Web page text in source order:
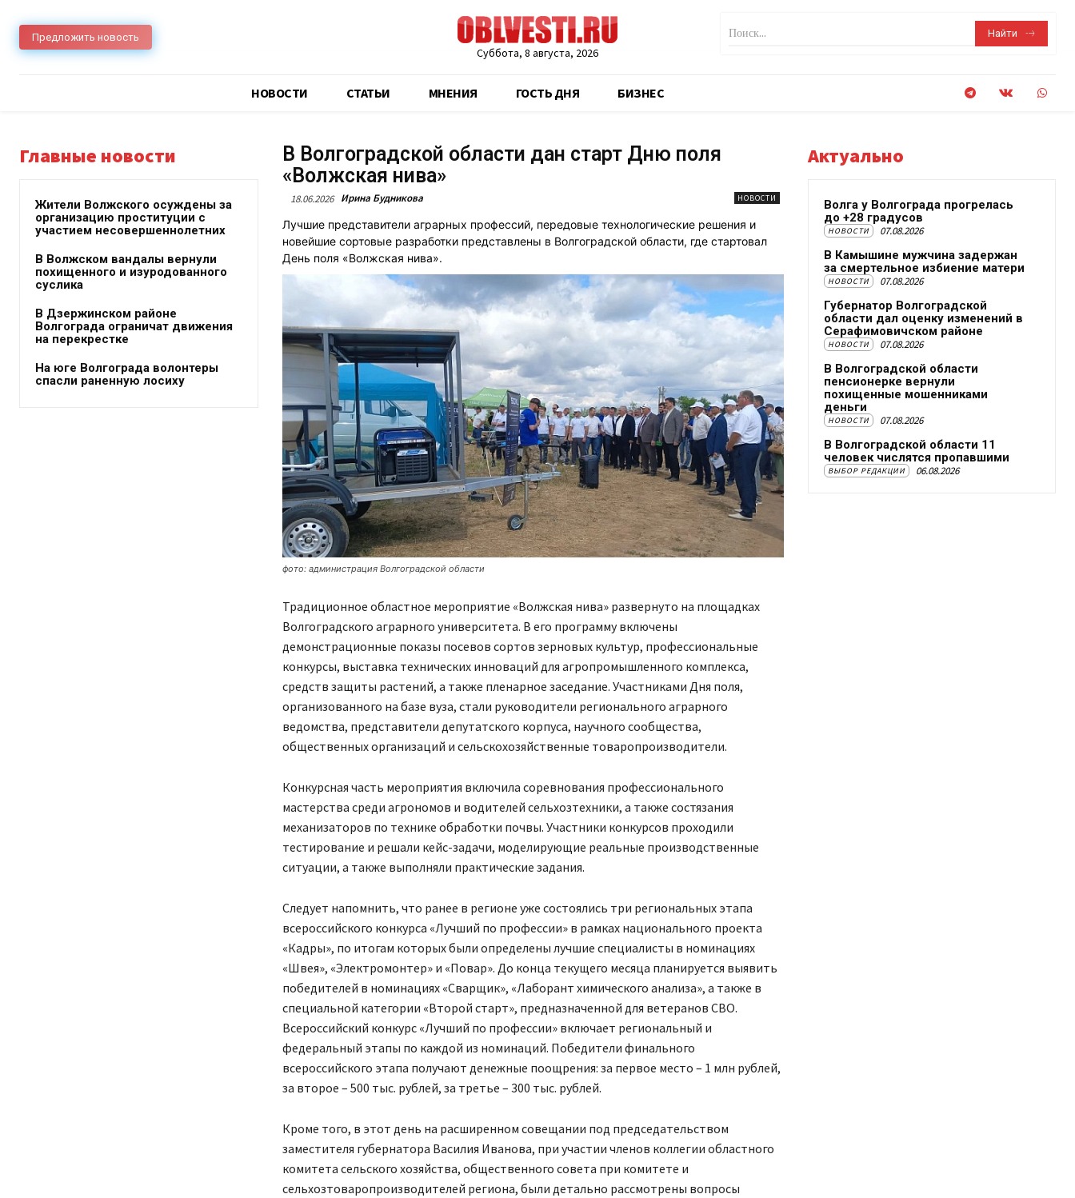
Предложить новость
Суббота, 8 августа, 2026
Поиск... Найти
НОВОСТИ CТАТЬИ МНЕНИЯ ГОСТЬ ДНЯ БИЗНЕС
Главные новости
Жители Волжского осуждены за
организацию проституции с
участием несовершеннолетних
В Волжском вандалы вернули
похищенного и изуродованного
суслика
В Дзержинском районе
Волгограда ограничат движения
на перекрестке
На юге Волгограда волонтеры
спасли раненную лосиху
В Волгоградской области дан старт Дню поля
«Волжская нива»
18.06.2026 Ирина Будникова НОВОСТИ
Лучшие представители аграрных профессий, передовые технологические решения и
новейшие сортовые разработки представлены в Волгоградской области, где стартовал
День поля «Волжская нива».
фото: администрация Волгоградской области
Традиционное областное мероприятие «Волжская нива» развернуто на площадках
Волгоградского аграрного университета. В его программу включены
демонстрационные показы посевов сортов зерновых культур, профессиональные
конкурсы, выставка технических инноваций для агропромышленного комплекса,
средств защиты растений, а также пленарное заседание. Участниками Дня поля,
организованного на базе вуза, стали руководители регионального аграрного
ведомства, представители депутатского корпуса, научного сообщества,
общественных организаций и сельскохозяйственные товаропроизводители.
Конкурсная часть мероприятия включила соревнования профессионального
мастерства среди агрономов и водителей сельхозтехники, а также состязания
механизаторов по технике обработки почвы. Участники конкурсов проходили
тестирование и решали кейс-задачи, моделирующие реальные производственные
ситуации, а также выполняли практические задания.
Следует напомнить, что ранее в регионе уже состоялись три региональных этапа
всероссийского конкурса «Лучший по профессии» в рамках национального проекта
«Кадры», по итогам которых были определены лучшие специалисты в номинациях
«Швея», «Электромонтер» и «Повар». До конца текущего месяца планируется выявить
победителей в номинациях «Сварщик», «Лаборант химического анализа», а также в
специальной категории «Второй старт», предназначенной для ветеранов СВО.
Всероссийский конкурс «Лучший по профессии» включает региональный и
федеральный этапы по каждой из номинаций. Победители финального
всероссийского этапа получают денежные поощрения: за первое место – 1 млн рублей,
за второе – 500 тыс. рублей, за третье – 300 тыс. рублей.
Кроме того, в этот день на расширенном совещании под председательством
заместителя губернатора Василия Иванова, при участии членов коллегии областного
комитета сельского хозяйства, общественного совета при комитете и
сельхозтоваропроизводителей региона, были детально рассмотрены вопросы
Актуально
Волга у Волгограда прогрелась
до +28 градусов
НОВОСТИ 07.08.2026
В Камышине мужчина задержан
за смертельное избиение матери
НОВОСТИ 07.08.2026
Губернатор Волгоградской
области дал оценку изменений в
Серафимовичском районе
НОВОСТИ 07.08.2026
В Волгоградской области
пенсионерке вернули
похищенные мошенниками
деньги
НОВОСТИ 07.08.2026
В Волгоградской области 11
человек числятся пропавшими
ВЫБОР РЕДАКЦИИ 06.08.2026